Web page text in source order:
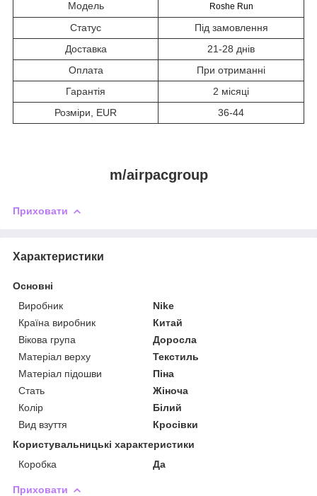
Модель Roshe Run
Статус
Під замовлення
Доставка
21-28 днів
Оплата
При отриманні
Гарантія
2 місяці
Розміри, EUR
36-44
m/airpacgroup
Приховати
Характеристики
Основні
Виробник
Nike
Країна виробник
Китай
Вікова група
Доросла
Матеріал верху
Текстиль
Матеріал підошви
Піна
Стать
Жіноча
Колір
Білий
Вид взуття
Кросівки
Користувальницькі характеристики
Коробка
Да
Приховати